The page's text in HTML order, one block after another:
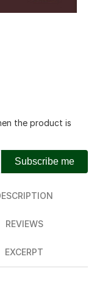
the product is
Subscribe me
REVIEWS
EXCERPT